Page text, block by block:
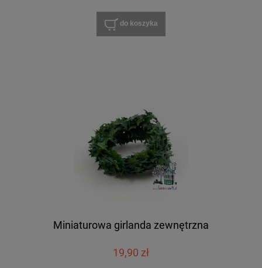
do koszyka
Miniaturowa girlanda zewnętrzna
19,90 zł